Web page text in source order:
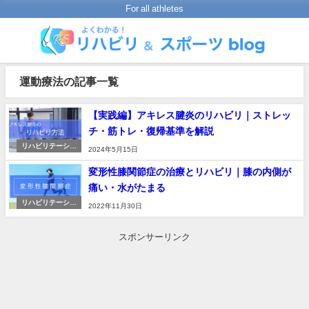
For all athletes
運動療法の記事一覧
リハビリテーショ
【実践編】アキレス腱炎のリハビリ｜ストレッ
チ・筋トレ・復帰基準を解説
2024年5月15日
リハビリテーショ
変形性膝関節症の治療とリハビリ｜膝の内側が
痛い・水がたまる
2022年11月30日
スポンサーリンク